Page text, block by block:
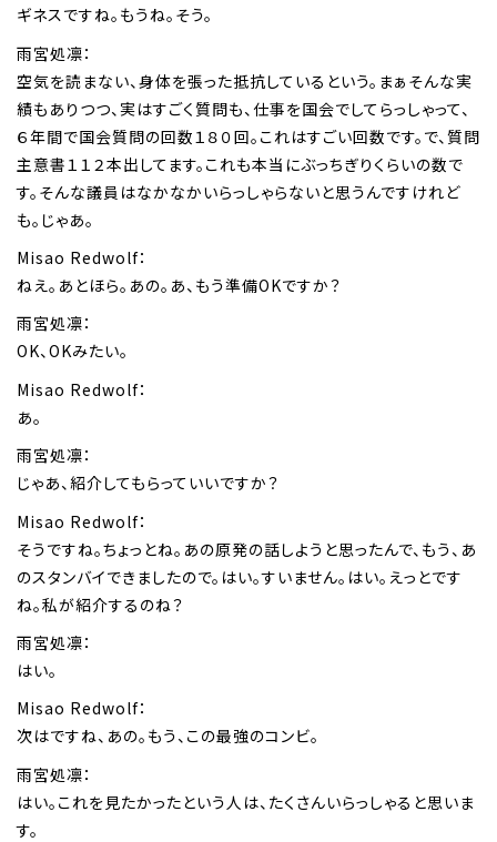
ギネスですね。もうね。そう。
雨宮処凛：
空気を読まない、身体を張った抵抗しているという。まぁそんな実
績もありつつ、実はすごく質問も、仕事を国会でしてらっしゃって、
６年間で国会質問の回数１８０回。これはすごい回数です。で、質問
主意書１１２本出してます。これも本当にぶっちぎりくらいの数で
す。そんな議員はなかなかいらっしゃらないと思うんですけれど
も。じゃあ。
Misao Redwolf：
ねえ。あとほら。あの。あ、もう準備OKですか？
雨宮処凛：
OK、OKみたい。
Misao Redwolf：
あ。
雨宮処凛：
じゃあ、紹介してもらっていいですか？
Misao Redwolf：
そうですね。ちょっとね。あの原発の話しようと思ったんで、もう、あ
のスタンバイできましたので。はい。すいません。はい。えっとです
ね。私が紹介するのね？
雨宮処凛：
はい。
Misao Redwolf：
次はですね、あの。もう、この最強のコンビ。
雨宮処凛：
はい。これを見たかったという人は、たくさんいらっしゃると思いま
す。